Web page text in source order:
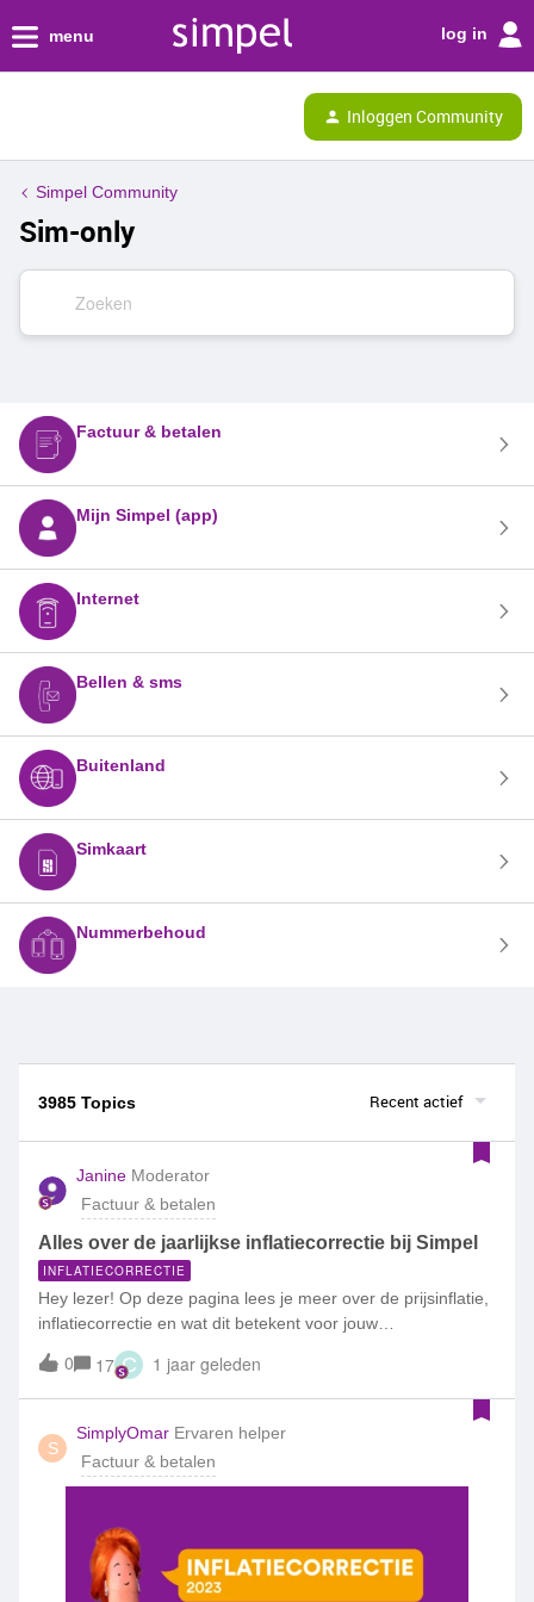
menu log in
Inloggen Community
Simpel Community
Sim-only
Factuur & betalen
Mijn Simpel (app)
Internet
Bellen & sms
Buitenland
Simkaart
Nummerbehoud
3985 Topics Recent actief
Janine Moderator
Factuur & betalen
Alles over de jaarlijkse inflatiecorrectie bij Simpel
INFLATIECORRECTIE
Hey lezer! Op deze pagina lees je meer over de prijsinflatie,
inflatiecorrectie en wat dit betekent voor jouw
abonnement.Wat is inflatiecorrectie?In 2023 zijn de prijzen in
Nederland gestegen, deze stijging heet prijsinflatie.
Vanwege het effect dat dit heeft op onze kosten, verhogen
wij in januari 2024 de vaste maandkosten van de meeste
abonnementen. Dit doen we met het aangeleverde
inflatiecijfer van het Centraal Bureau voor de Statistiek
inflatiecorrectie. Op de eerste factuur uit 2024 vind je jouw
nieuwe abonnementstarief terug. De vaste
abonnementskosten zullen omhoog gaan met 5.7%. Dit is
0 17 C 1 jaar geleden
S
SimplyOmar Ervaren helper
Factuur & betalen